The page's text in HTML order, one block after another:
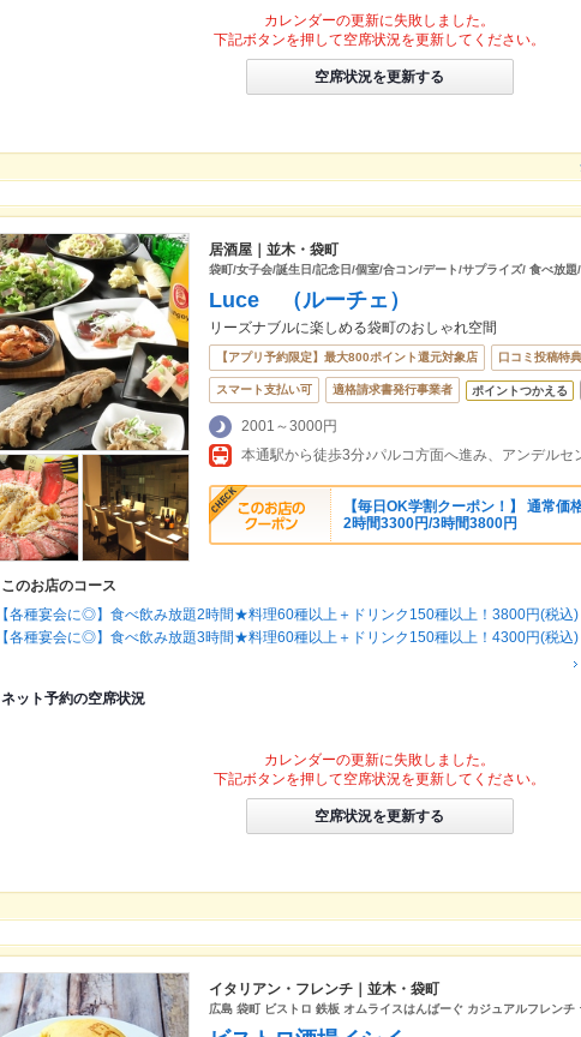
カレンダーの更新に失敗しました。
下記ボタンを押して空席状況を更新してください。
空席状況を更新する
居酒屋｜並木・袋町
袋町/女子会/誕生日/記念日/個室/合コン/デート/サプライズ/ 食べ放題
Luce （ルーチェ）
リーズナブルに楽しめる袋町のおしゃれ空間
【アプリ予約限定】最大800ポイント還元対象店 口コミ投稿特
スマート支払い可 適格請求書発行事業者 ポイントつかえる
2001～3000円
【毎日OK学割クーポン！】 通常
2時間3300円/3時間3800円
このお店のコース
【各種宴会に◎】食べ飲み放題2時間★料理60種以上＋ドリンク150種以上！3800円(税込)
【各種宴会に◎】食べ飲み放題3時間★料理60種以上＋ドリンク150種以上！4300円(税込)
ネット予約の空席状況
カレンダーの更新に失敗しました。
下記ボタンを押して空席状況を更新してください。
空席状況を更新する
イタリアン・フレンチ｜並木・袋町
広島 袋町 ビストロ 鉄板 オムライスはんばーぐ カジュアルフレンチ